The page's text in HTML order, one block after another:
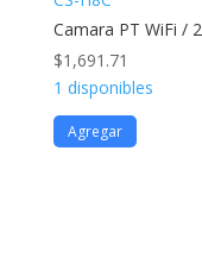
Camara PT WiFi /
$1,691.71
1 disponibles
Agregar